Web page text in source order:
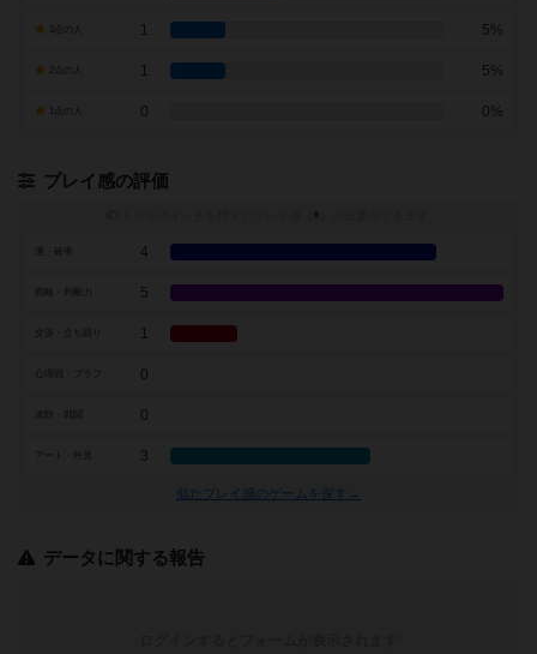
1 5%
1 5%
0 0%
プレイ感の評価
※
4
戦略・判断力 5
1
0
0
アート・外見 3
似たプレイ感のゲームを探す→
データに関する報告